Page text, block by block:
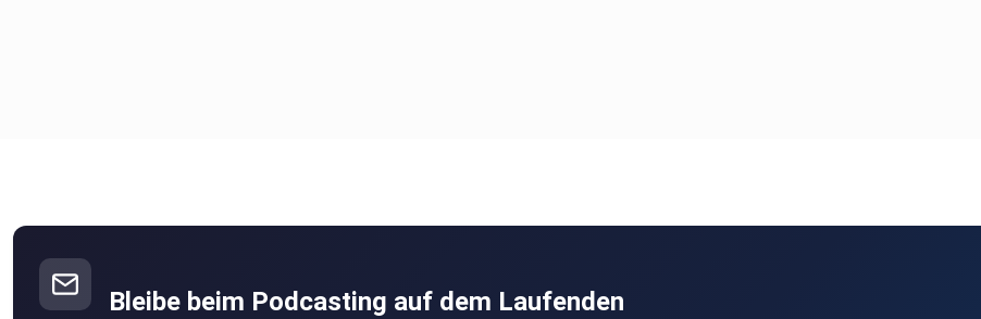
Bleibe beim Podcasting auf dem Laufenden